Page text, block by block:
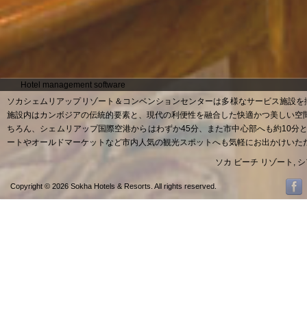
Hotel management software
ソカシェムリアップリゾート＆コンベンションセンターは多様なサービス施設
施設内はカンボジアの伝統的要素と、現代の利便性を融合した快適かつ美しい
ちろん、シェムリアップ国際空港からはわずか45分、また市中心部へも約10
ートやオールドマーケットなど市内人気の観光スポットへも気軽にお出かけいた
ソカ ビーチ リゾート,
Copyright © 2026 Sokha Hotels & Resorts. All rights reserved.